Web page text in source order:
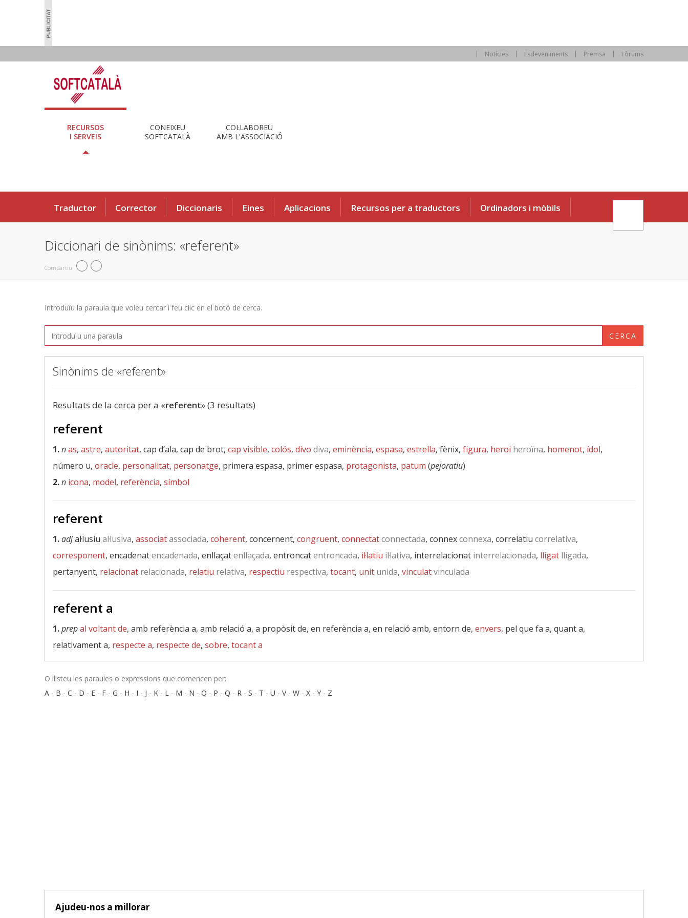
Notícies Esdeveniments Premsa Fòrums
RECURSOS
I SERVEIS
CONEIXEU
SOFTCATALÀ
COL·LABOREU
AMB L'ASSOCIACIÓ
Traductor Corrector Diccionaris Eines Aplicacions Recursos per a traductors Ordinadors i mòbils
Diccionari de sinònims: «referent»
Compartiu
Introduïu la paraula que voleu cercar i feu clic en el botó de cerca.
CERCA
Sinònims de «referent»
Resultats de la cerca per a «referent» (3 resultats)
referent
1.nas, astre, autoritat, cap d’ala, cap de brot, cap visible, colós, divo diva, eminència, espasa, estrella, fènix, figura, heroi heroïna, homenot, ídol,
número u, oracle, personalitat, personatge, primera espasa, primer espasa, protagonista, patum (pejoratiu)
2.n icona, model, referència, símbol
referent
1.adjal·lusiu al·lusiva, associatassociada, coherent, concernent, congruent, connectatconnectada, connexconnexa, correlatiu correlativa,
corresponent, encadenatencadenada, enllaçatenllaçada, entroncatentroncada, il·latiu il·lativa, interrelacionat interrelacionada, lligat lligada,
pertanyent, relacionat relacionada, relatiu relativa, respectiu respectiva, tocant, unit unida, vinculatvinculada
referent a
1.prepal voltant de, amb referència a, amb relació a, a propòsit de, en referència a, en relació amb, entorn de, envers, pel que fa a, quant a,
relativament a, respecte a, respecte de, sobre, tocant a
O llisteu les paraules o expressions que comencen per:
A - B - C - D - E - F - G - H - I - J - K - L - M - N - O - P - Q - R - S - T - U - V- W - X - Y - Z
Ajudeu-nos a millorar